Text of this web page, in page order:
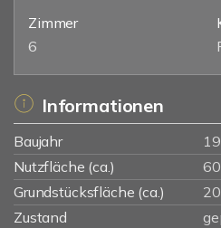
Zimmer
6
Informationen
Baujahr
Nutzfläche (ca.)
Grundstücksfläche (ca.)
Zustand